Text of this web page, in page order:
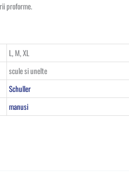
proforme.
L, M, XL
scule si unelte
Schuller
manusi